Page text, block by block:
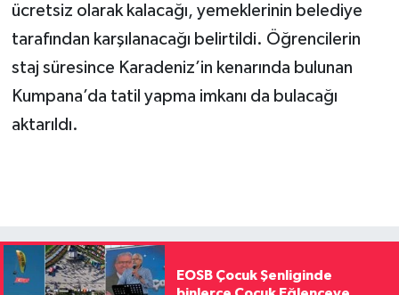
ücretsiz olarak kalacağı, yemeklerinin belediye
tarafından karşılanacağı belirtildi. Öğrencilerin
staj süresince Karadeniz’in kenarında bulunan
Kumpana’da tatil yapma imkanı da bulacağı
aktarıldı.
EOSB Çocuk Şenliginde